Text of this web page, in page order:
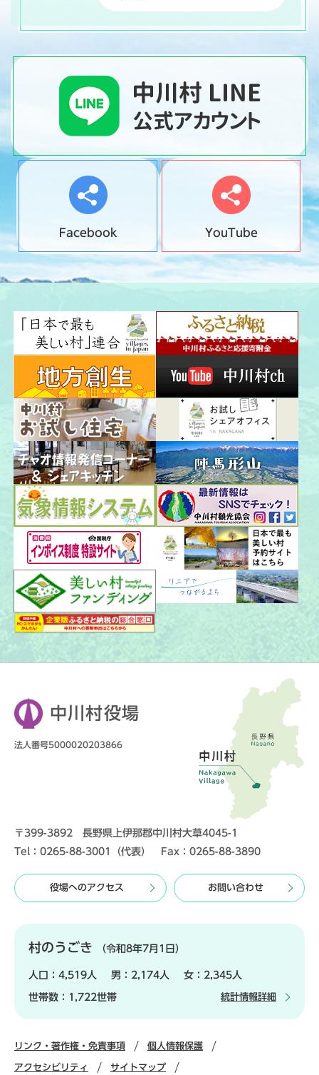
Facebook YouTube
中川村役場
法人番号5000020203866
〒399-3892 長野県上伊那郡中川村大草4045-1
Tel：0265-88-3001（代表） Fax：0265-88-3890
役場へのアクセス お問い合わせ
村のうごき （令和8年7月1日）
人口： 4,519人 男： 2,174人 女： 2,345人
世帯数： 1,722世帯 統計情報詳細
リンク・著作権・免責事項 個人情報保護
アクセシビリティ サイトマップ